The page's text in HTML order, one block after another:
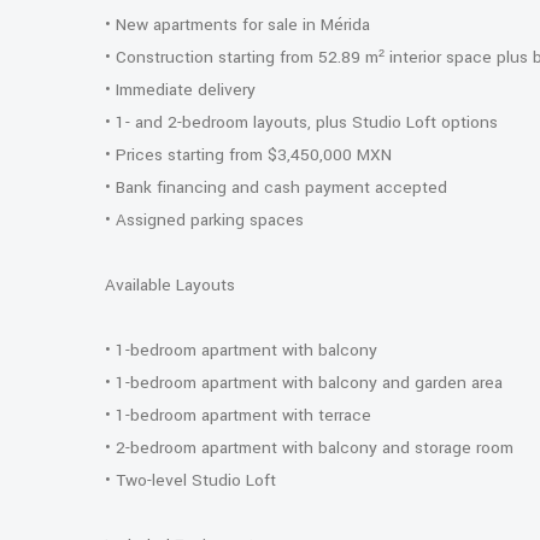
• New apartments for sale in Mérida
• Construction starting from 52.89 m² interior space plus
• Immediate delivery
• 1- and 2-bedroom layouts, plus Studio Loft options
• Prices starting from $3,450,000 MXN
• Bank financing and cash payment accepted
• Assigned parking spaces
Available Layouts
• 1-bedroom apartment with balcony
• 1-bedroom apartment with balcony and garden area
• 1-bedroom apartment with terrace
• 2-bedroom apartment with balcony and storage room
• Two-level Studio Loft